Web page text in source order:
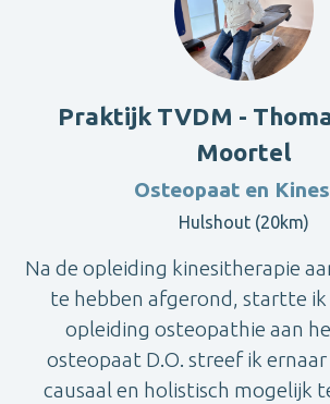
Praktijk TVDM -
Moortel
Osteopaat en
Hulshout (20km)
Na de opleiding kinesitherapie
te hebben afgerond, startte
opleiding osteopathie aan
osteopaat D.O. streef ik
causaal en holistisch mogelijk